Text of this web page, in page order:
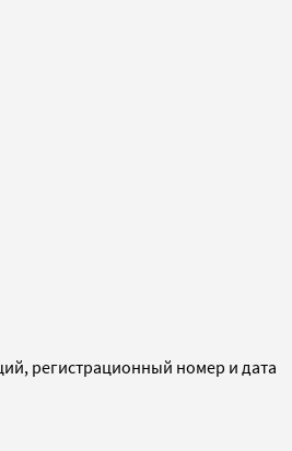
регистрационный номер и дата